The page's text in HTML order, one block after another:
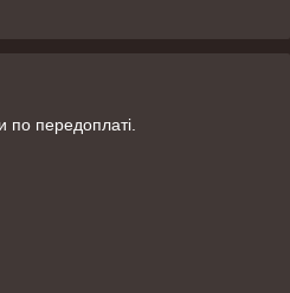
по передоплаті.